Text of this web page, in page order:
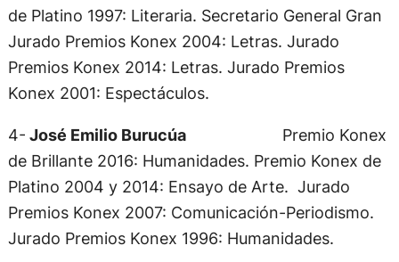
de Platino 1997: Literaria. Secretario General Gran
Jurado Premios Konex 2004: Letras. Jurado
Premios Konex 2014: Letras. Jurado Premios
Konex 2001: Espectáculos.
4- José Emilio Burucúa Premio Konex
de Brillante 2016: Humanidades. Premio Konex de
Platino 2004 y 2014: Ensayo de Arte. Jurado
Premios Konex 2007: Comunicación-Periodismo.
Jurado Premios Konex 1996: Humanidades.